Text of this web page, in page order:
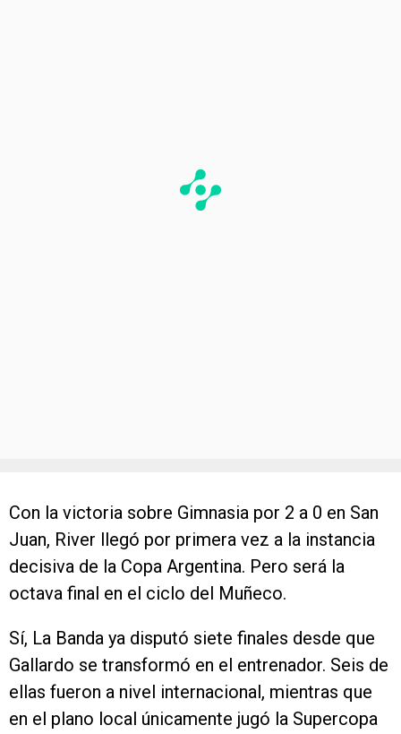
Con la victoria sobre Gimnasia por 2 a 0 en San
Juan, River llegó por primera vez a la instancia
decisiva de la Copa Argentina. Pero será la
octava final en el ciclo del Muñeco.
Sí, La Banda ya disputó siete finales desde que
Gallardo se transformó en el entrenador. Seis de
ellas fueron a nivel internacional, mientras que
en el plano local únicamente jugó la Supercopa